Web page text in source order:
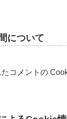
について
コメントの